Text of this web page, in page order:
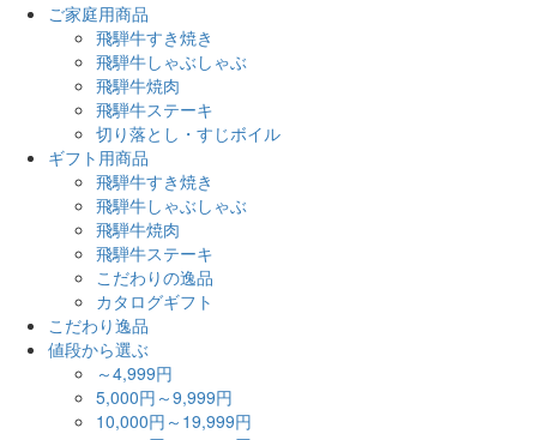
ご家庭用商品
飛騨牛すき焼き
飛騨牛しゃぶしゃぶ
飛騨牛焼肉
飛騨牛ステーキ
切り落とし・すじボイル
ギフト用商品
飛騨牛すき焼き
飛騨牛しゃぶしゃぶ
飛騨牛焼肉
飛騨牛ステーキ
こだわりの逸品
カタログギフト
こだわり逸品
値段から選ぶ
～4,999円
5,000円～9,999円
10,000円～19,999円